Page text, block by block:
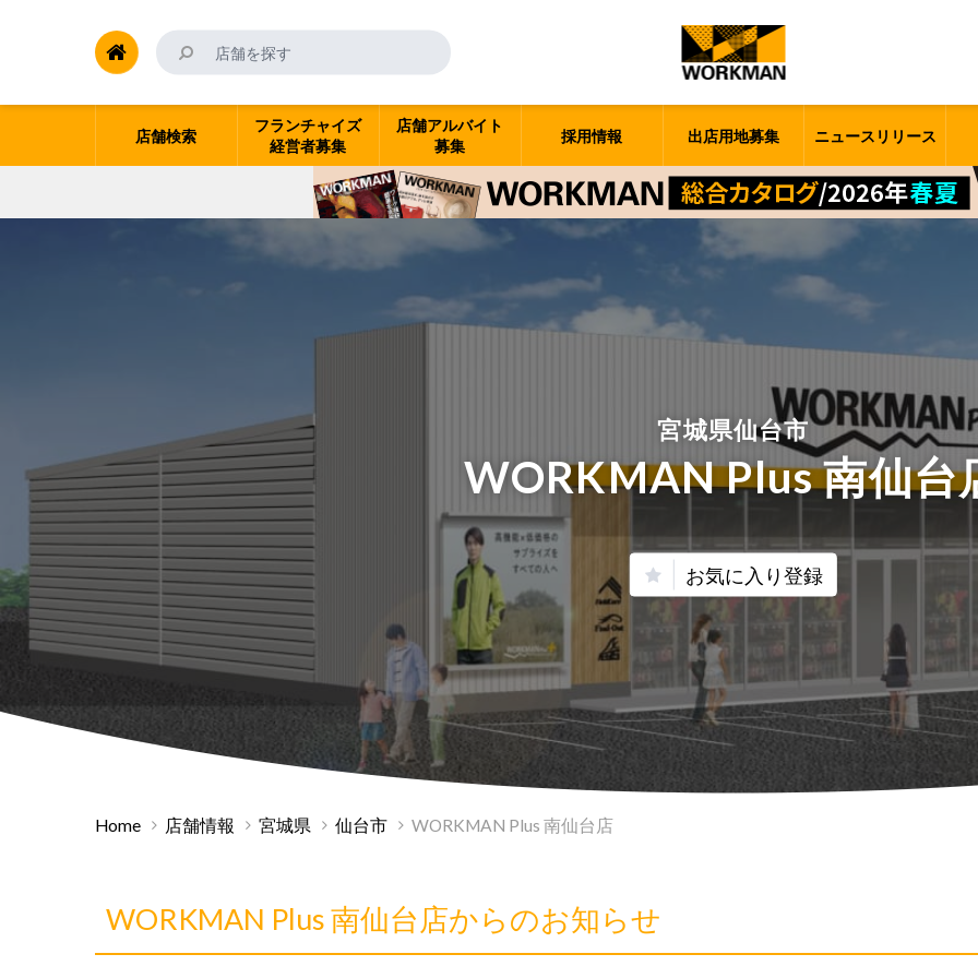
フランチャイズ
経営者募集
店舗検索
店舗アルバイト
募集
採用情報 出店用地募集 ニュースリリース
宮城県仙台市
WORKMAN Plus 南仙台
お気に入り登録
Home 店舗情報 宮城県 仙台市 WORKMAN Plus 南仙台店
WORKMAN Plus 南仙台店からのお知らせ